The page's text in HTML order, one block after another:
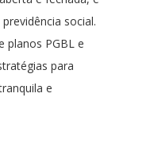
social.
planos PGBL e
para
e